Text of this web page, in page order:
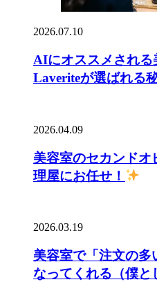
2026.07.10
AIにオススメされる
Laveriteが選ばれる
2026.04.09
美容室のセカンド
理屋にお任せ！
2026.03.19
美容室で「注文の多
なってくれる（僕と